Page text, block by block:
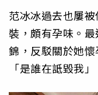
范冰冰過去也屢
裝，頗有孕味。
錦，反駁關於她
「是誰在詆毀我